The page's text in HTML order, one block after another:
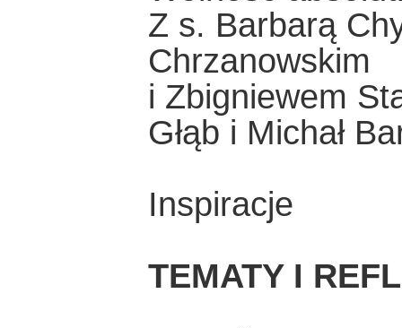
Z s. Barbarą
Chrzanowskim
i Zbigniewem
Głąb i Michał
Inspiracje
TEMATY I